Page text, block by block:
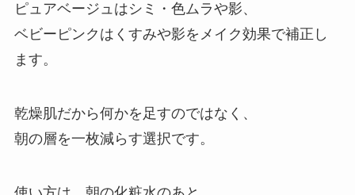
ピュアベージュはシミ・色ムラや影、
ベビーピンクはくすみや影をメイク効果で補正し
ます。
乾燥肌だから何かを足すのではなく、
朝の層を一枚減らす選択です。